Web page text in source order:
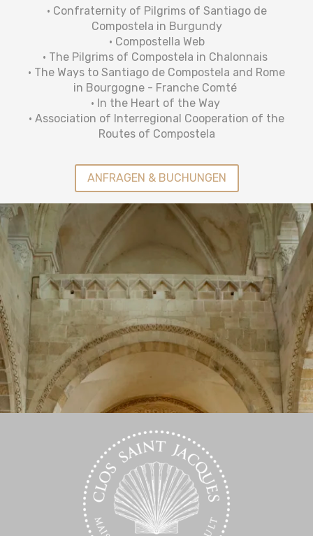
• Confraternity of Pilgrims of Santiago de
Compostela in Burgundy
• Compostella Web
• The Pilgrims of Compostela in Chalonnais
• The Ways to Santiago de Compostela and Rome
in Bourgogne - Franche Comté
• In the Heart of the Way
• Association of Interregional Cooperation of the
Routes of Compostela
ANFRAGEN & BUCHUNGEN